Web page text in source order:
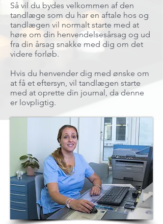
Så vil du bydes velkommen af den
tandlæge som du har en aftale hos og
tandlægen vil normalt starte med at
høre om din henvendelsesårsag og ud
fra din årsag snakke med dig om det
videre forløb.
Hvis du henvender dig med ønske om
at få et eftersyn, vil tandlægen starte
med at oprette din journal, da denne
er lovpligtig.